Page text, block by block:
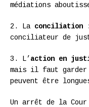
médiations
2. La conciliation
conciliateur de
3. L’ action en
mais il faut garder
peuvent être
Un arrêt de la Cour